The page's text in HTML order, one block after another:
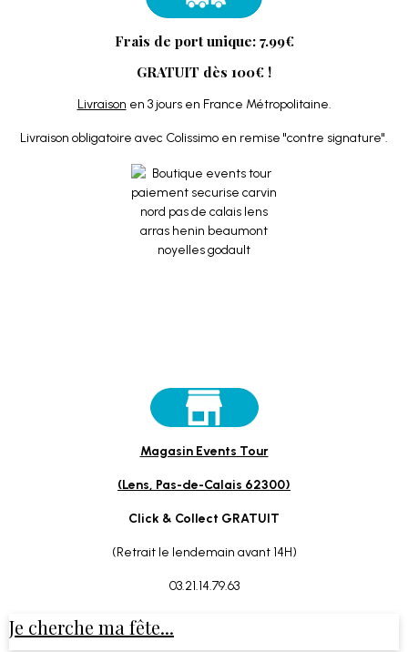
Frais de port unique: 7.99€
GRATUIT dès 100€ !
Livraison en 3 jours en France Métropolitaine.
Livraison obligatoire avec Colissimo en remise "contre signature".
Magasin Events Tour
(Lens, Pas-de-Calais 62300)
Click & Collect GRATUIT
(Retrait le lendemain avant 14H)
03.21.14.79.63
Je cherche ma fête...